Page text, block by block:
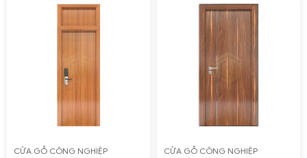
CỬA GỖ CÔNG NGHIỆP
CỬA GỖ CÔNG NGHIỆP